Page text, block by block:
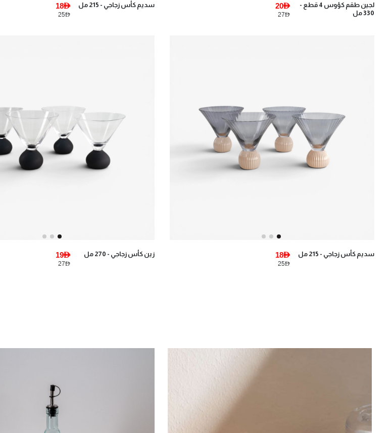
لجين طقم كؤوس 4 قطع -
330 مل
20AED
27AED
سديم كأس زجاجي - 215 مل 18AED
25AED
سديم كأس زجاجي - 215 مل 18AED
25AED
زين كأس زجاجي - 270 مل 19AED
27AED